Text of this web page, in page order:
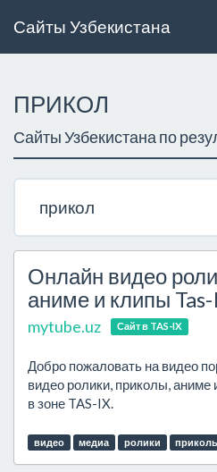
Сайты Узбекистана
ПРИКОЛ
Сайты Узбекистана по
Онлайн видео
аниме и клипы
mytube.uz Сайт в TAS-IX
Добро пожаловать на видео
видео ролики, приколы,
в зоне TAS-IX.
видео медиа ролики